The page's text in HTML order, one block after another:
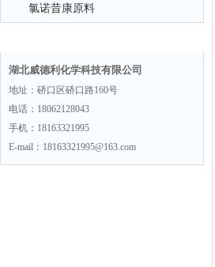
氯诺昔康原料
湖北威德利化学科技有限公司
地址：硚口区硚口路160号
电话：18062128043
手机：18163321995
E-mail：18163321995@163.com